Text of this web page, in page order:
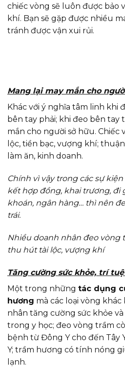
chiếc vòng sẽ luôn được bảo
khí. Bạn sẽ gặp được nhiều
tránh được vận xui rủi.
Mang lại may mắn cho
Khác với ý nghĩa tâm linh khi
bên tay phải; khi đeo bên tay
mắn cho người sở hữu. Chiếc
lộc, tiền bạc, vượng khí;
làm ăn, kinh doanh.
Chính vì vậy trong các sự
kết hợp đồng, khai trương, đi
khoán, ngân hàng… thì nên
trái.
Nhiều doanh nhân đeo vòng
thu hút tài lộc, vượng khí
Tăng cường sức khỏe, trí
Một trong những tác dụng
hương mà các loại vòng
nhân tăng cường sức khỏe
trong y học; đeo vòng trầm
bệnh từ Đông Y cho đến Tây
Y; trầm hương có tính nóng
lạnh.